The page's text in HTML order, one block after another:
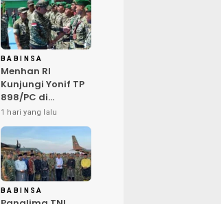
BABINSA
Menhan RI
Kunjungi Yonif TP
898/PC di
Kampar,
Tegaskan
Kualitas SDM
Kunci Kekuatan
TNI
1 hari yang lalu
BABINSA